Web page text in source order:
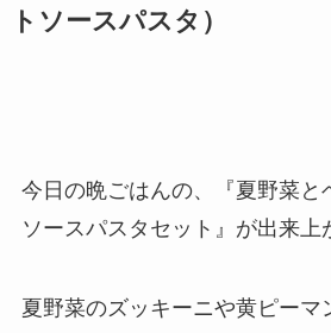
トソースパスタ）
今日の晩ごはんの、『夏野菜と
ソースパスタセット』が出来上
夏野菜のズッキーニや黄ピーマ